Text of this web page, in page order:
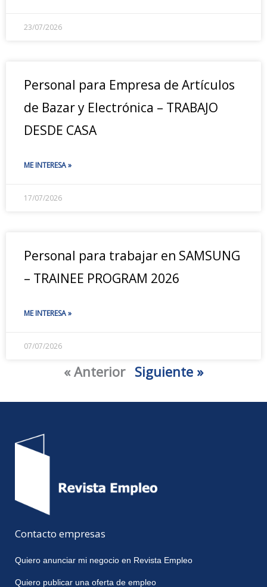
23/07/2026
Personal para Empresa de Artículos
de Bazar y Electrónica – TRABAJO
DESDE CASA
ME INTERESA »
17/07/2026
Personal para trabajar en SAMSUNG
– TRAINEE PROGRAM 2026
ME INTERESA »
07/07/2026
« Anterior Siguiente »
Contacto empresas
Quiero anunciar mi negocio en Revista Empleo
Quiero publicar una oferta de empleo